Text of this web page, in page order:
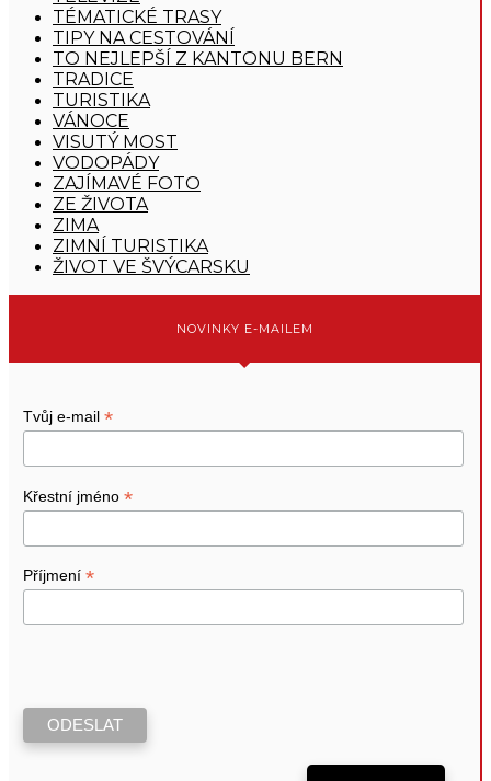
TÉMATICKÉ TRASY
TIPY NA CESTOVÁNÍ
TO NEJLEPŠÍ Z KANTONU BERN
TRADICE
TURISTIKA
VÁNOCE
VISUTÝ MOST
VODOPÁDY
ZAJÍMAVÉ FOTO
ZE ŽIVOTA
ZIMA
ZIMNÍ TURISTIKA
ŽIVOT VE ŠVÝCARSKU
NOVINKY E-MAILEM
Tvůj e-mail *
Křestní jméno *
Příjmení *